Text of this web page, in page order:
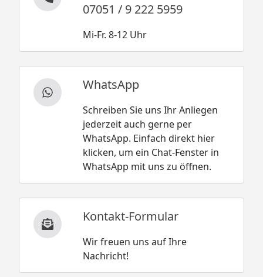
07051 / 9 222 5959
Mi-Fr. 8-12 Uhr
WhatsApp
Schreiben Sie uns Ihr Anliegen
jederzeit auch gerne per
WhatsApp. Einfach direkt hier
klicken, um ein Chat-Fenster in
WhatsApp mit uns zu öffnen.
Kontakt-Formular
Wir freuen uns auf Ihre
Nachricht!